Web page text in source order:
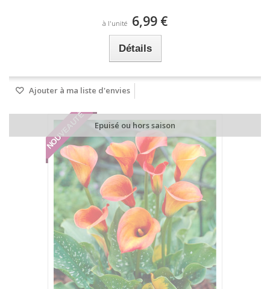
à l'unité 6,99 €
Détails
Ajouter à ma liste d'envies
Epuisé ou hors saison
NOUVEAUTÉ